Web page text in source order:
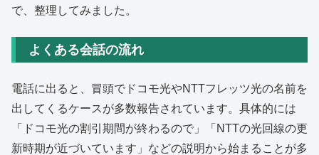
で、整理してみました。
よくある会話の流れ
電話に出ると、冒頭でドコモ光やNTTフレッツ光の名前を
出してくるケースが多数報告されています。具体的には
「ドコモ光の割引期間が終わるので」「NTTの光回線の更
新時期が近づいています」などの説明から始まることが多